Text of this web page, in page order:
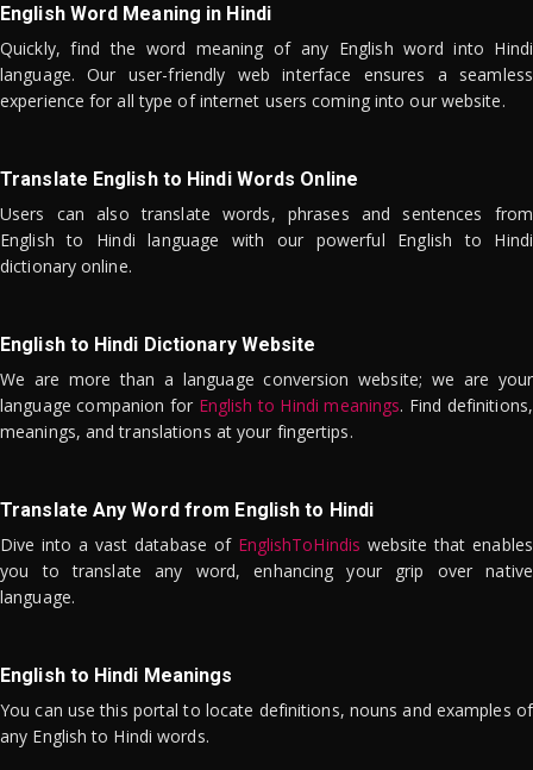
English Word Meaning in Hindi
Quickly, find the word meaning of any English word into Hindi
language. Our user-friendly web interface ensures a seamless
experience for all type of internet users coming into our website.
Translate English to Hindi Words Online
Users can also translate words, phrases and sentences from
English to Hindi language with our powerful English to Hindi
dictionary online.
English to Hindi Dictionary Website
We are more than a language conversion website; we are your
language companion for English to Hindi meanings. Find definitions,
meanings, and translations at your fingertips.
Translate Any Word from English to Hindi
Dive into a vast database of EnglishToHindis website that enables
you to translate any word, enhancing your grip over native
language.
English to Hindi Meanings
You can use this portal to locate definitions, nouns and examples of
any English to Hindi words.